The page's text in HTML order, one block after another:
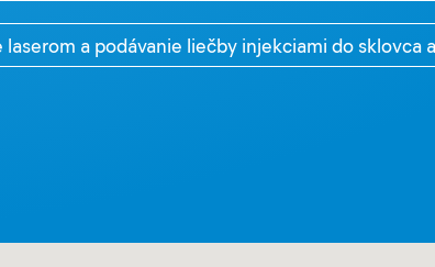
a podávanie liečby injekciami do sklovca